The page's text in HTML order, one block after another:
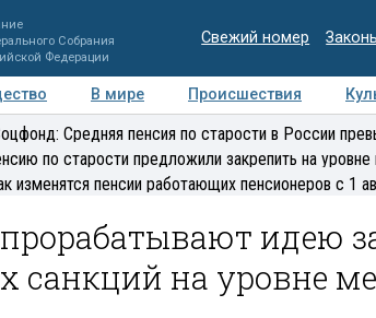
Собрания
Федерации
Свежий номер
В мире Происшествия
Регионы Медиацентр Интервью
Средняя пенсия по старости в России
по старости предложили закрепить на
изменятся пенсии работающих пенсионеров с 1
идею
санкций на уровне